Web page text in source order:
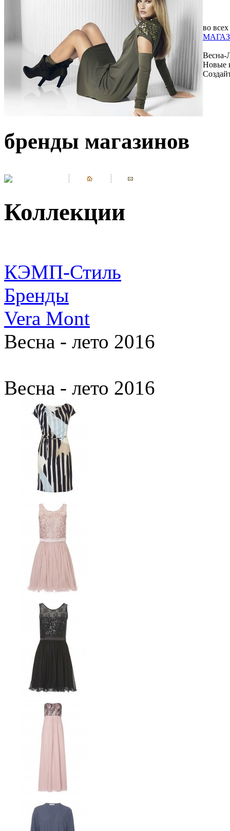
во всех
Весна-
Новые
бренды магазинов
Коллекции
КЭМП-Стиль
Бренды
Vera Mont
Весна - лето 2016
Весна - лето 2016